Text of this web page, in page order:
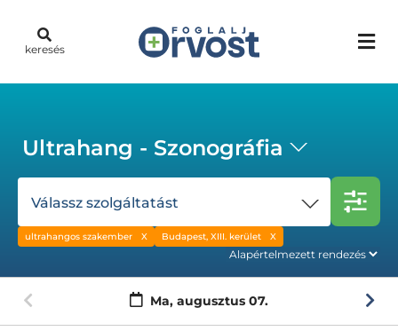
keresés
Ultrahang - Szonográfia
Válassz szolgáltatást
ultrahangos szakember Budapest, XIII. kerület
Ma, augusztus 07.